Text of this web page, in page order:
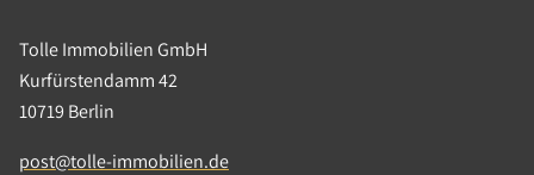
Wohnen
Etagenwohnung
Tolle Immobilien GmbH
Kurfürstendamm 42
10719 Berlin
post@tolle-immobilien.de